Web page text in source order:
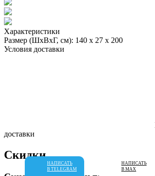
Характеристики
Размер (ШхВхГ, см): 140 х 27 х 200
Условия доставки
доставки
Скидки
НАПИСАТЬ
В TELEGRAM
НАПИСАТЬ
В MAX